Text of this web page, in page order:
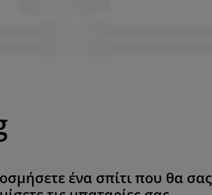
ένα σπίτι που θα σας